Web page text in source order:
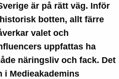
Nato
når
är på rätt väg. Inför
botten, allt färre
valet och
uppfattas ha
näringsliv och fack. Det
i Medieakademins